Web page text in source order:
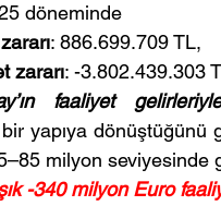
döneminde
: 886.699.709 TL,
zararı: -3.802.439.303
faaliyet
yapıya
milyon seviyesinde
-340 milyon Euro